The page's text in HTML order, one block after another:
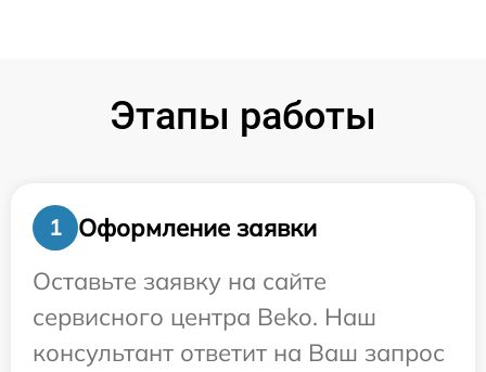
Этапы работы
1
Оформление заявки
Оставьте заявку на сайте
сервисного центра Beko. Наш
консультант ответит на Ваш запрос